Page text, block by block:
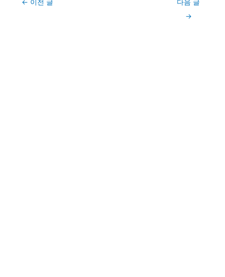
← 이전 글
다음 글
→